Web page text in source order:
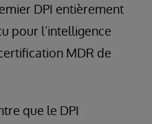
DPI entièrement
pour l’intelligence
MDR de
que le DPI